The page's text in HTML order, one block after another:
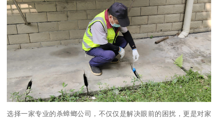
选择一家专业的杀蟑螂公司，不仅仅是解决眼前的困扰，更是对家